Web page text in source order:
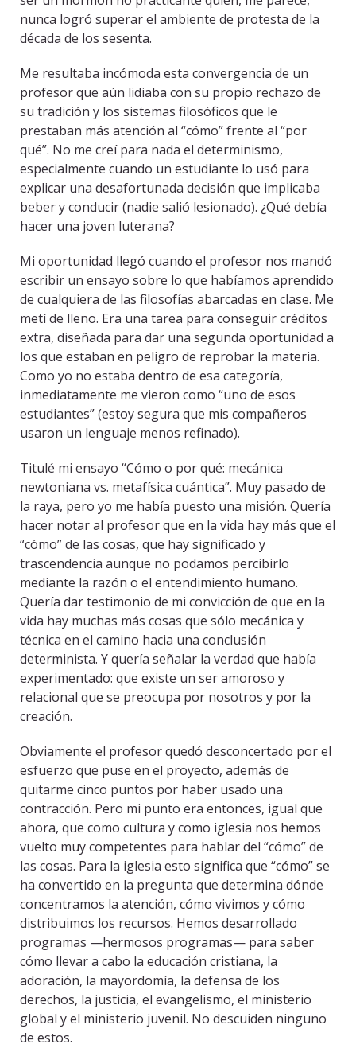
nunca logró superar el ambiente de protesta de la
década de los sesenta.
Me resultaba incómoda esta convergencia de un
profesor que aún lidiaba con su propio rechazo de
su tradición y los sistemas filosóficos que le
prestaban más atención al “cómo” frente al “por
qué”. No me creí para nada el determinismo,
especialmente cuando un estudiante lo usó para
explicar una desafortunada decisión que implicaba
beber y conducir (nadie salió lesionado). ¿Qué debía
hacer una joven luterana?
Mi oportunidad llegó cuando el profesor nos mandó
escribir un ensayo sobre lo que habíamos aprendido
de cualquiera de las filosofías abarcadas en clase. Me
metí de lleno. Era una tarea para conseguir créditos
extra, diseñada para dar una segunda oportunidad a
los que estaban en peligro de reprobar la materia.
Como yo no estaba dentro de esa categoría,
inmediatamente me vieron como “uno de esos
estudiantes” (estoy segura que mis compañeros
usaron un lenguaje menos refinado).
Titulé mi ensayo “Cómo o por qué: mecánica
newtoniana vs. metafísica cuántica”. Muy pasado de
la raya, pero yo me había puesto una misión. Quería
hacer notar al profesor que en la vida hay más que el
“cómo” de las cosas, que hay significado y
trascendencia aunque no podamos percibirlo
mediante la razón o el entendimiento humano.
Quería dar testimonio de mi convicción de que en la
vida hay muchas más cosas que sólo mecánica y
técnica en el camino hacia una conclusión
determinista. Y quería señalar la verdad que había
experimentado: que existe un ser amoroso y
relacional que se preocupa por nosotros y por la
creación.
Obviamente el profesor quedó desconcertado por el
esfuerzo que puse en el proyecto, además de
quitarme cinco puntos por haber usado una
contracción. Pero mi punto era entonces, igual que
ahora, que como cultura y como iglesia nos hemos
vuelto muy competentes para hablar del “cómo” de
las cosas. Para la iglesia esto significa que “cómo” se
ha convertido en la pregunta que determina dónde
concentramos la atención, cómo vivimos y cómo
distribuimos los recursos. Hemos desarrollado
programas —hermosos programas— para saber
cómo llevar a cabo la educación cristiana, la
adoración, la mayordomía, la defensa de los
derechos, la justicia, el evangelismo, el ministerio
global y el ministerio juvenil. No descuiden ninguno
de estos.